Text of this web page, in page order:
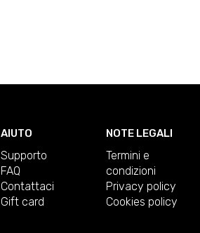
AIUTO
Supporto
FAQ
Contattaci
Gift card
NOTE LEGALI
Termini e
condizioni
Privacy policy
Cookies policy